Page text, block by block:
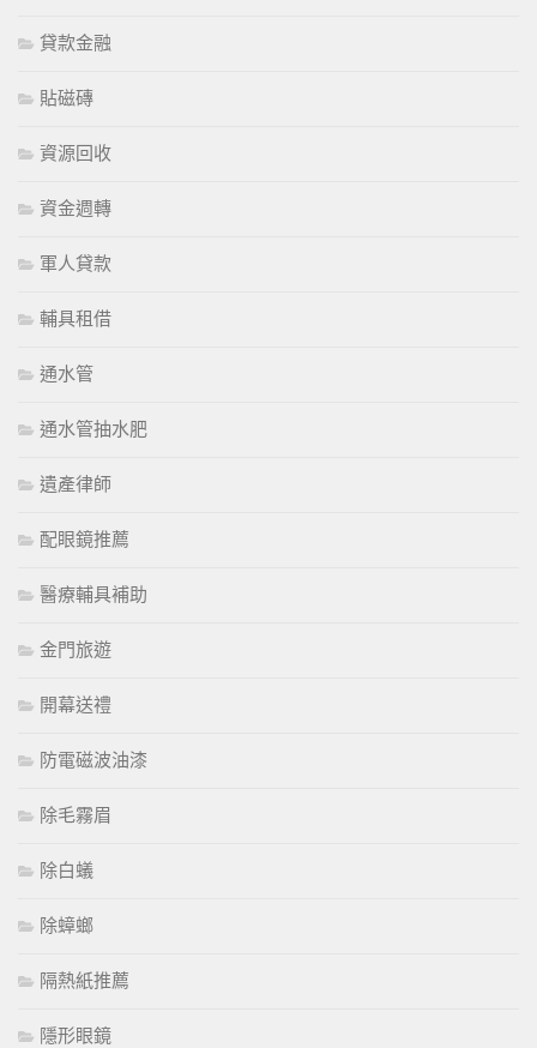
貸款金融
貼磁磚
資源回收
資金週轉
軍人貸款
輔具租借
通水管
通水管抽水肥
遺產律師
配眼鏡推薦
醫療輔具補助
金門旅遊
開幕送禮
防電磁波油漆
除毛霧眉
除白蟻
除蟑螂
隔熱紙推薦
隱形眼鏡